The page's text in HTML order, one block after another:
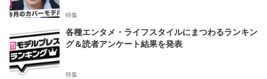
特集
各種エンタメ・ライフスタイルにまつわるランキン
グ＆読者アンケート結果を発表
特集